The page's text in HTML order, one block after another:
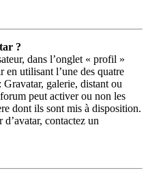
?
dans l’onglet « profil »
en utilisant l’une des quatre
Gravatar, galerie, distant ou
peut activer ou non les
dont ils sont mis à disposition.
contactez un